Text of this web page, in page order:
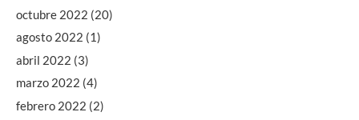
octubre 2022 (20)
agosto 2022 (1)
abril 2022 (3)
marzo 2022 (4)
febrero 2022 (2)